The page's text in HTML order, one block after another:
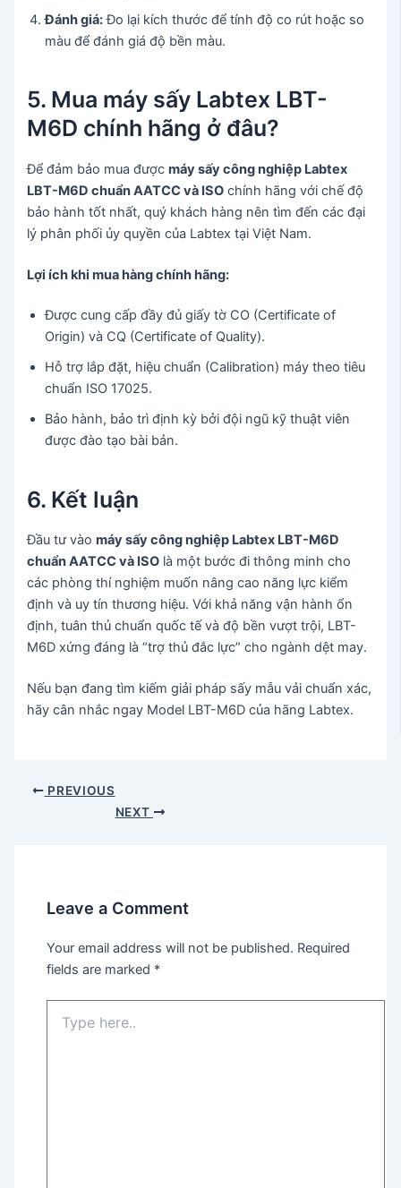
Đánh giá:Đo lại kích thước để tính độ co rút hoặc so
màu để đánh giá độ bền màu.
5. Mua máy sấy Labtex LBT-
M6D chính hãng ở đâu?
Để đảm bảo mua đượcmáy sấy công nghiệp Labtex
LBT-M6D chuẩn AATCC và ISO chính hãng với chế độ
bảo hành tốt nhất, quý khách hàng nên tìm đến các đại
lý phân phối ủy quyền của Labtex tại Việt Nam.
Lợi ích khi mua hàng chính hãng:
Được cung cấp đầy đủ giấy tờ CO (Certificate of
Origin) và CQ (Certificate of Quality).
Hỗ trợ lắp đặt, hiệu chuẩn (Calibration) máy theo tiêu
chuẩn ISO 17025.
Bảo hành, bảo trì định kỳ bởi đội ngũ kỹ thuật viên
được đào tạo bài bản.
6. Kết luận
Đầu tư vàomáy sấy công nghiệp Labtex LBT-M6D
chuẩn AATCC và ISO là một bước đi thông minh cho
các phòng thí nghiệm muốn nâng cao năng lực kiểm
định và uy tín thương hiệu. Với khả năng vận hành ổn
định, tuân thủ chuẩn quốc tế và độ bền vượt trội, LBT-
M6D xứng đáng là “trợ thủ đắc lực” cho ngành dệt may.
Nếu bạn đang tìm kiếm giải pháp sấy mẫu vải chuẩn xác,
hãy cân nhắc ngay Model LBT-M6D của hãng Labtex.
Post PREVIOUS
NEXT
Leave a Comment
Your email address will not be published. Required
fields are marked *
here..